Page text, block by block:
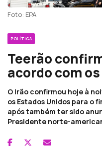
Foto: EPA
POLÍTICA
Teerão
acordo com os
O Irão confirmou hoje à
os Estados Unidos para o
após também ter sido
Presidente norte-